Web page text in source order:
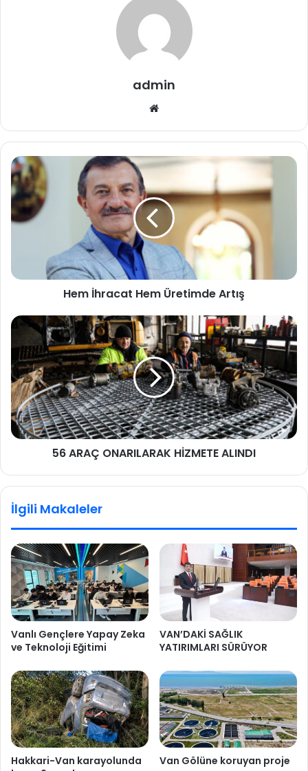
admin
Hem İhracat Hem Üretimde Artış
56 ARAÇ ONARILARAK HİZMETE ALINDI
İlgili Makaleler
Vanlı Gençlere Yapay Zeka
ve Teknoloji Eğitimi
VAN’DAKİ SAĞLIK
YATIRIMLARI SÜRÜYOR
Hakkari-Van karayolunda
Van Gölüne koruyan proje